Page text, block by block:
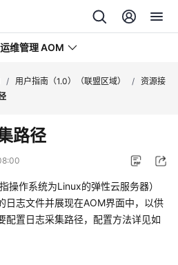
维管理 AOM
/ 用户指南（1.0）（联盟区域） / 资源接
路径
操作系统为Linux的弹性云服务器）
日志文件并展现在AOM界面中，以供
配置日志采集路径，配置方法详见如